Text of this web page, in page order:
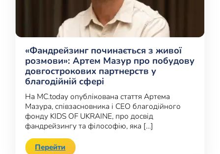
«Фандрейзинг починається з живої
розмови»: Артем Мазур про побудову
довгострокових партнерств у
благодійній сфері
На MC.today опублікована стаття Артема
Мазура, співзасновника і CEO благодійного
фонду KIDS OF UKRAINE, про досвід
фандрейзингу та філософію, яка […]
Перейти